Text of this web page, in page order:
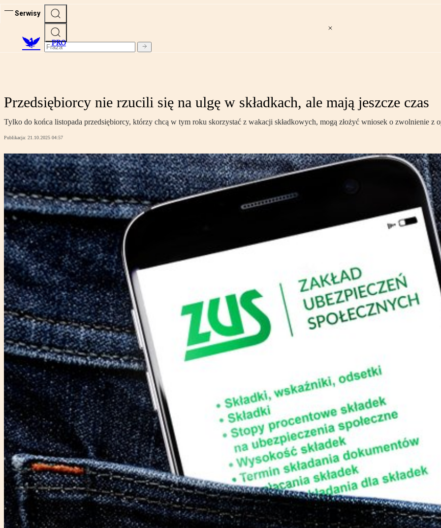
Serwisy
PRO
Przedsiębiorcy nie rzucili się na ulgę w składkach, ale mają jeszcze czas
Tylko do końca listopada przedsiębiorcy, którzy chcą w tym roku skorzystać z wakacji składkowych, mogą złożyć wniosek o zwolnienie z
Publikacja: 21.10.2025 04:57